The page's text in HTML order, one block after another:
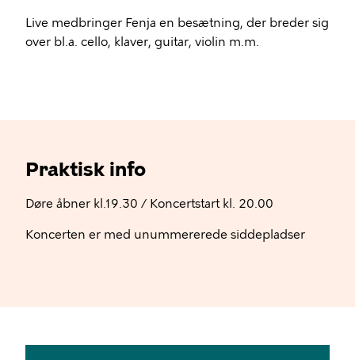
Live medbringer Fenja en besætning, der breder sig
over bl.a. cello, klaver, guitar, violin m.m.
Praktisk info
Døre åbner kl.19.30 / Koncertstart kl. 20.00
Koncerten er med unummererede siddepladser